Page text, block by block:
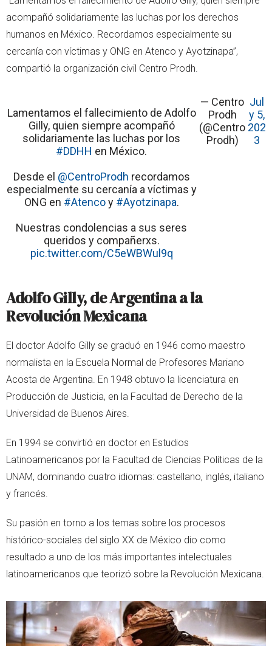
acompañó solidariamente las luchas por los derechos
humanos en México. Recordamos especialmente su
cercanía con víctimas y ONG en Atenco y Ayotzinapa”,
compartió la organización civil Centro Prodh.
Lamentamos el fallecimiento de Adolfo
Gilly, quien siempre acompañó
solidariamente las luchas por los
#DDHH en México.
Desde el @CentroProdh recordamos
especialmente su cercanía a víctimas y
ONG en #Atencoy #Ayotzinapa.
Nuestras condolencias a sus seres
queridos y compañerxs.
pic.twitter.com/C5eWBWul9q
— Centro
Prodh
(@Centro
Prodh)
Jul
y 5,
202
3
Adolfo Gilly, de Argentina a la
Revolución Mexicana
El doctor Adolfo Gilly se graduó en 1946 como maestro
normalista en la Escuela Normal de Profesores Mariano
Acosta de Argentina. En 1948 obtuvo la licenciatura en
Producción de Justicia, en la Facultad de Derecho de la
Universidad de Buenos Aires.
En 1994 se convirtió en doctor en Estudios
Latinoamericanos por la Facultad de Ciencias Políticas de la
UNAM, dominando cuatro idiomas: castellano, inglés, italiano
y francés.
Su pasión en torno a los temas sobre los procesos
histórico-sociales del siglo XX de México dio como
resultado a uno de los más importantes intelectuales
latinoamericanos que teorizó sobre la Revolución Mexicana.